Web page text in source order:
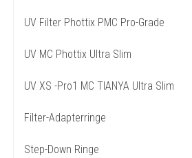
UV Filter Phottix PMC Pro-Grade
UV MC Phottix Ultra Slim
UV XS -Pro1 MC TIANYA Ultra Slim
Filter-Adapterringe
Step-Down Ringe